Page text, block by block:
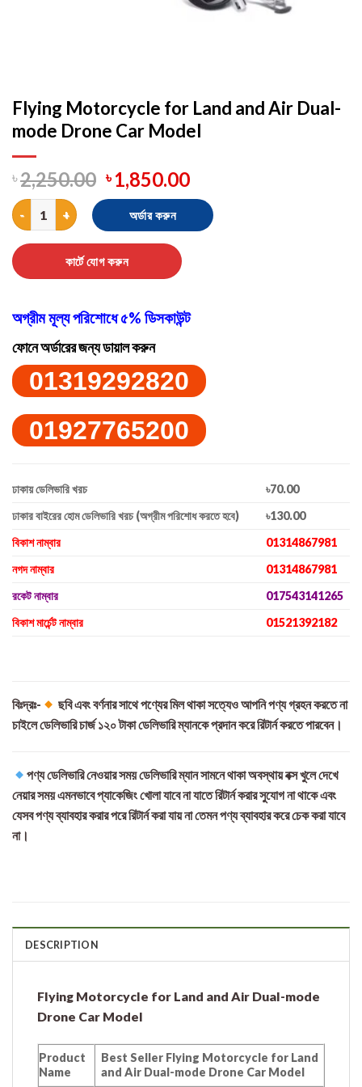
Flying Motorcycle for Land and Air Dual-
mode Drone Car Model
৳2,250.00 ৳ 1,850.00
Flying Motorcycle for Land and Air Dual-mode Drone Car
অর্ডার করুন
কার্টে যোগ করুন
অগ্রীম মূল্য পরিশোধে ৫% ডিসকাউন্ট
ফোনে অর্ডারের জন্য ডায়াল করুন
01319292820
01927765200
ঢাকায় ডেলিভারি খরচ
৳70.00
ঢাকার বাইরের হোম ডেলিভারি খরচ (অগ্রীম পরিশোধ করতে হবে)
৳130.00
বিকাশ নাম্বার
01314867981
নগদ নাম্বার
01314867981
রকেট নাম্বার
017543141265
বিকাশ মার্চেন্ট নাম্বার
01521392182
বিঃদ্রঃ-
ছবি এবং বর্ণনার সাথে পণ্যের মিল থাকা সত্যেও আপনি পণ্য গ্রহন করতে না
চাইলে ডেলিভারি চার্জ ১২০ টাকা ডেলিভারি ম্যানকে প্রদান করে রিটার্ন করতে পারবেন।
পণ্য ডেলিভারি নেওয়ার সময় ডেলিভারি ম্যান সামনে থাকা অবস্থায় বক্স খুলে দেখে
নেয়ার সময় এমনভাবে প্যাকেজিং খোলা যাবে না যাতে রিটার্ন করার সুযোগ না থাকে এবং
যেসব পণ্য ব্যাবহার করার পরে রিটার্ন করা যায় না তেমন পণ্য ব্যাবহার করে চেক করা যাবে
না।
DESCRIPTION
Flying Motorcycle for Land and Air Dual-mode
Drone Car Model
Product
Name
Best Seller Flying Motorcycle for Land
and Air Dual-mode Drone Car Model